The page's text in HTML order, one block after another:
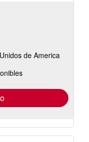
de America